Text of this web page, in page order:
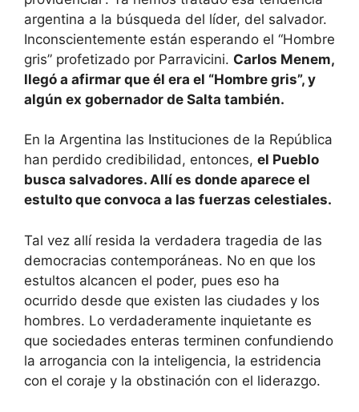
argentina a la búsqueda del líder, del salvador.
Inconscientemente están esperando el “Hombre
gris” profetizado por Parravicini. Carlos Menem,
llegó a afirmar que él era el “Hombre gris”, y
algún ex gobernador de Salta también.
En la Argentina las Instituciones de la República
han perdido credibilidad, entonces, el Pueblo
busca salvadores. Allí es donde aparece el
estulto que convoca a las fuerzas celestiales.
Tal vez allí resida la verdadera tragedia de las
democracias contemporáneas. No en que los
estultos alcancen el poder, pues eso ha
ocurrido desde que existen las ciudades y los
hombres. Lo verdaderamente inquietante es
que sociedades enteras terminen confundiendo
la arrogancia con la inteligencia, la estridencia
con el coraje y la obstinación con el liderazgo.